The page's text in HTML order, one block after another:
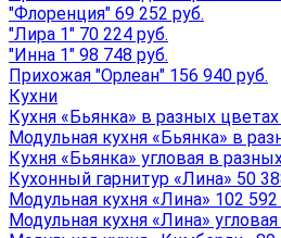
"Флоренция" 69 252 руб.
"Лира 1" 70 224 руб.
"Инна 1" 98 748 руб.
Прихожая "Орлеан" 156 940 руб.
Кухни
Кухня «Бьянка» в разных
Модульная кухня «Бьянка» в
Кухня «Бьянка» угловая в
Кухонный гарнитур «Лина» 50
Модульная кухня «Лина» 102 592
Модульная кухня «Лина»